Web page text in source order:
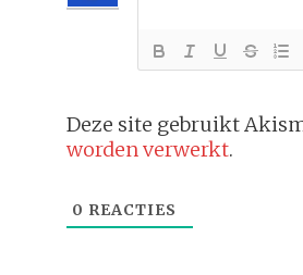
Deze site gebruikt
worden verwerkt.
0 REACTIES